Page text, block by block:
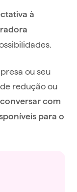
à
ou seu
redução ou
com
para o